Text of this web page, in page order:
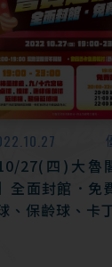
10/27(四)大魯
全面封館．免
、保齡球、卡